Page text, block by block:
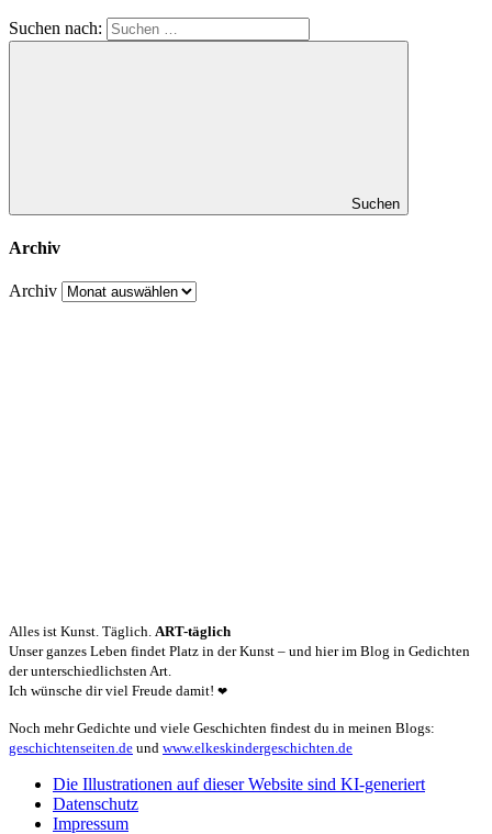
Suchen nach:
Suchen
Archiv
Archiv
Alles ist Kunst. Täglich. ART-täglich
Unser ganzes Leben findet Platz in der Kunst – und hier im Blog in Gedichten
der unterschiedlichsten Art.
Ich wünsche dir viel Freude damit! ❤
Noch mehr Gedichte und viele Geschichten findest du in meinen Blogs:
geschichtenseiten.de und www.elkeskindergeschichten.de
Die Illustrationen auf dieser Website sind KI-generiert
Datenschutz
Impressum